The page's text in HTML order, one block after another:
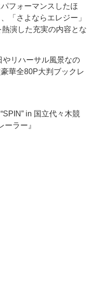
フォーマンスしたほ
「さよならエレジー」
演した充実の内容とな
リハーサル風景なの
華全80P大判ブックレ
in 国立代々木競
ラー』